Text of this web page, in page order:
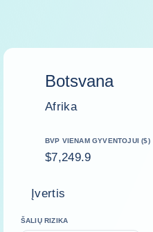
Botsvana
Afrika
BVP VIENAM GYVENTOJUI ($)
$7,249.9
Įvertis
ŠALIŲ RIZIKA